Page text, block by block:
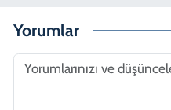
Yorumlar